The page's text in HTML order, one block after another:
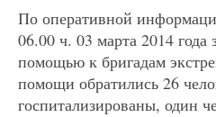
По оперативной
06.00 ч. 03 марта 2014 года
помощью к бригадам
помощи обратились 26
госпитализированы, один